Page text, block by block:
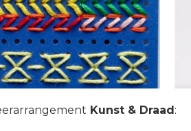
Kunst & Draad :